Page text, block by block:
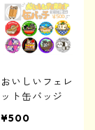
おいしいフェレ
ット缶バッジ
¥500